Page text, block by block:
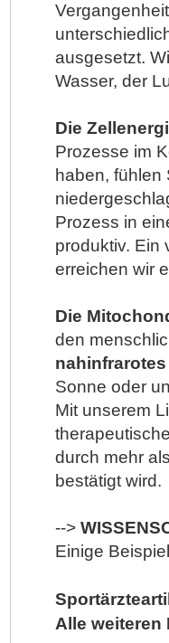
ausgesetzt.
Wasser, der
Die
Prozesse im
haben, fühlen
Prozess in
produktiv. Ein
erreichen wir
Die
den
Sonne oder
Mit unserem
durch mehr
bestätigt wird.
-->
Einige
Alle